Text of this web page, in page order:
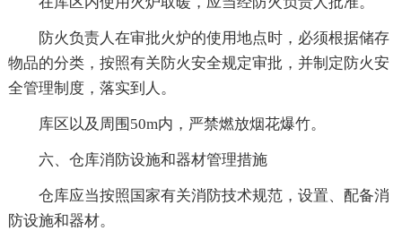
防火负责人在审批火炉的使用地点时，必须根据储存
物品的分类，按照有关防火安全规定审批，并制定防火安
全管理制度，落实到人。
库区以及周围50m内，严禁燃放烟花爆竹。
六、仓库消防设施和器材管理措施
仓库应当按照国家有关消防技术规范，设置、配备消
防设施和器材。